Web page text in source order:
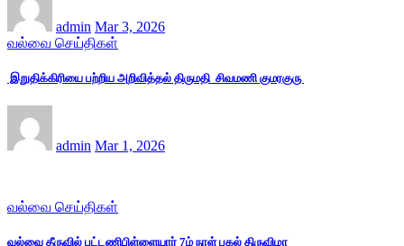
admin Mar 3, 2026
வல்வை செய்திகள்
இறுதிக்கிரியை பற்றிய அறிவித்தல் திருமதி சிவமணி குமரகுரு
admin Mar 1, 2026
வல்வை செய்திகள்
வல்வை தீருவில் புட்டணிபிள்ளையார் 7ம் நாள் பகல் திருவிழா